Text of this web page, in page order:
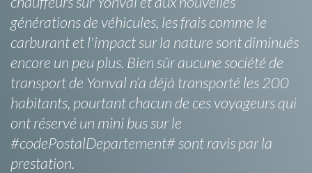
générations de véhicules, les frais comme le
carburant et l'impact sur la nature sont diminués
encore un peu plus. Bien sûr aucune société de
transport de Yonval n’a déjà transporté les 200
habitants, pourtant chacun de ces voyageurs qui
ont réservé un mini bus sur le
#codePostalDepartement# sont ravis par la
prestation.